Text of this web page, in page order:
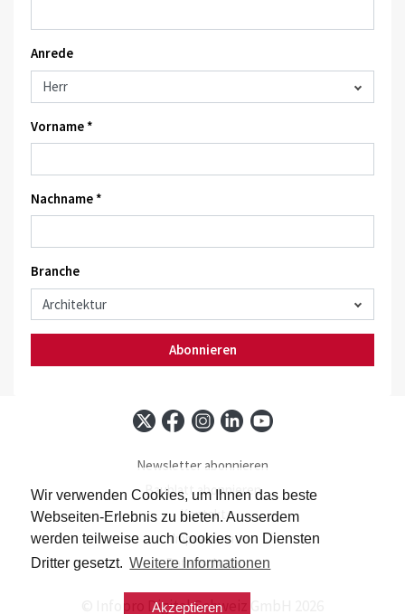
Wir verwenden Cookies, um Ihnen das beste
Webseiten-Erlebnis zu bieten. Ausserdem
werden teilweise auch Cookies von Diensten
Dritter gesetzt. Weitere Informationen
Akzeptieren
Anrede
Vorname *
Nachname *
Branche
Abonnieren
Newsletter abonnieren
Baublatt abonnieren
Kontakt
Impressum
Datenschutz
© Infopro Digital Schweiz GmbH 2026